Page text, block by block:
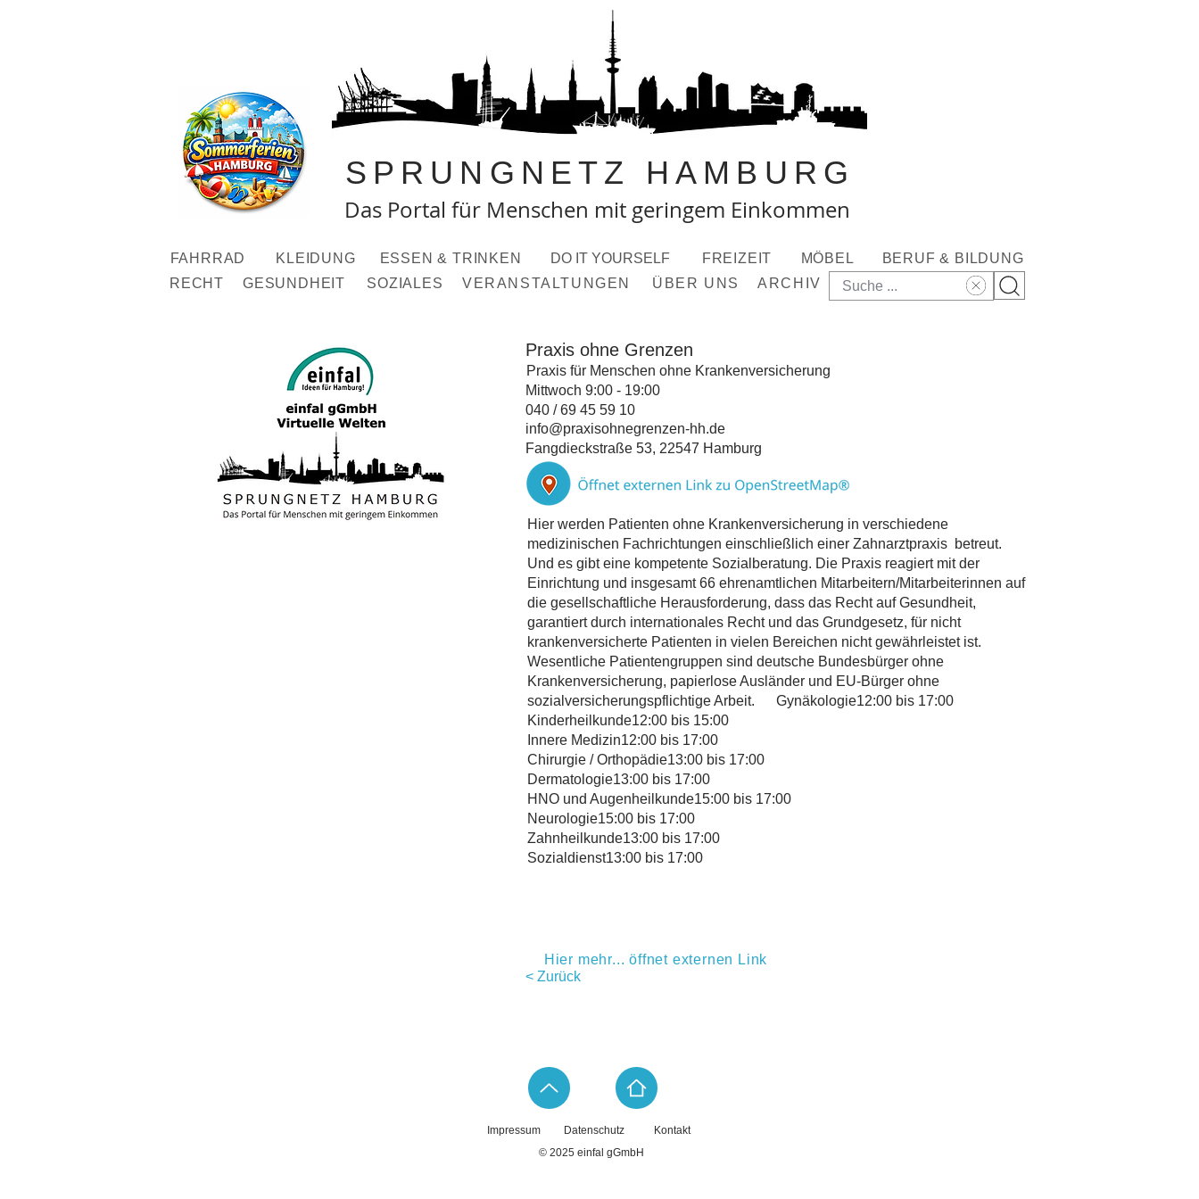
SPRUNGNETZ HAMBURG
Das Portal für Menschen mit geringem Einkommen
FAHRRAD
KLEIDUNG
RECHT
GESUNDHEIT
DO IT YOURSELF FREIZEIT
ESSEN & TRINKEN
SOZIALES
VERANSTALTUNGEN ÜBER UNS
MÖBEL
ARCHIV
BERUF & BILDUNG
Praxis ohne Grenzen
Praxis für Menschen ohne Krankenversicherung
040 / 69 45 59 10
Fangdieckstraße 53, 22547 Hamburg
info@praxisohnegrenzen-hh.de
Mittwoch 9:00 - 19:00
Hier werden Patienten ohne Krankenversicherung in verschiedene
medizinischen Fachrichtungen einschließlich einer Zahnarztpraxis betreut.
Und es gibt eine kompetente Sozialberatung. Die Praxis reagiert mit der
Einrichtung und insgesamt 66 ehrenamtlichen Mitarbeitern/Mitarbeiterinnen auf
die gesellschaftliche Herausforderung, dass das Recht auf Gesundheit,
garantiert durch internationales Recht und das Grundgesetz, für nicht
krankenversicherte Patienten in vielen Bereichen nicht gewährleistet ist.
Wesentliche Patientengruppen sind deutsche Bundesbürger ohne
Krankenversicherung, papierlose Ausländer und EU-Bürger ohne
sozialversicherungspflichtige Arbeit. Gynäkologie12:00 bis 17:00
Kinderheilkunde12:00 bis 15:00
Innere Medizin12:00 bis 17:00
Chirurgie / Orthopädie13:00 bis 17:00
Dermatologie13:00 bis 17:00
HNO und Augenheilkunde15:00 bis 17:00
Neurologie15:00 bis 17:00
Zahnheilkunde13:00 bis 17:00
Sozialdienst13:00 bis 17:00
Hier mehr... öffnet externen Link
< Zurück
Impressum Datenschutz
Kontakt
© 2025 einfal gGmbH